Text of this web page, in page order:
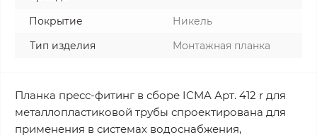
Покрытие
Никель
Тип изделия
Монтажная планка
Планка пресс-фитинг в сборе ICMA Арт. 412 r для
металлопластиковой трубы спроектирована для
применения в системах водоснабжения,